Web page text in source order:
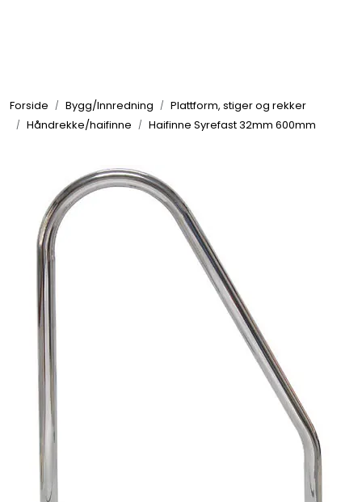
Forside Bygg/Innredning
Plattform, stiger og rekker
Håndrekke/haifinne
Haifinne Syrefast 32mm 600mm
Elektrisk
Bygg/Innredning
Komfort
VVS
Motor/Styring
Fortøyning
Fritid/Sikkerhet